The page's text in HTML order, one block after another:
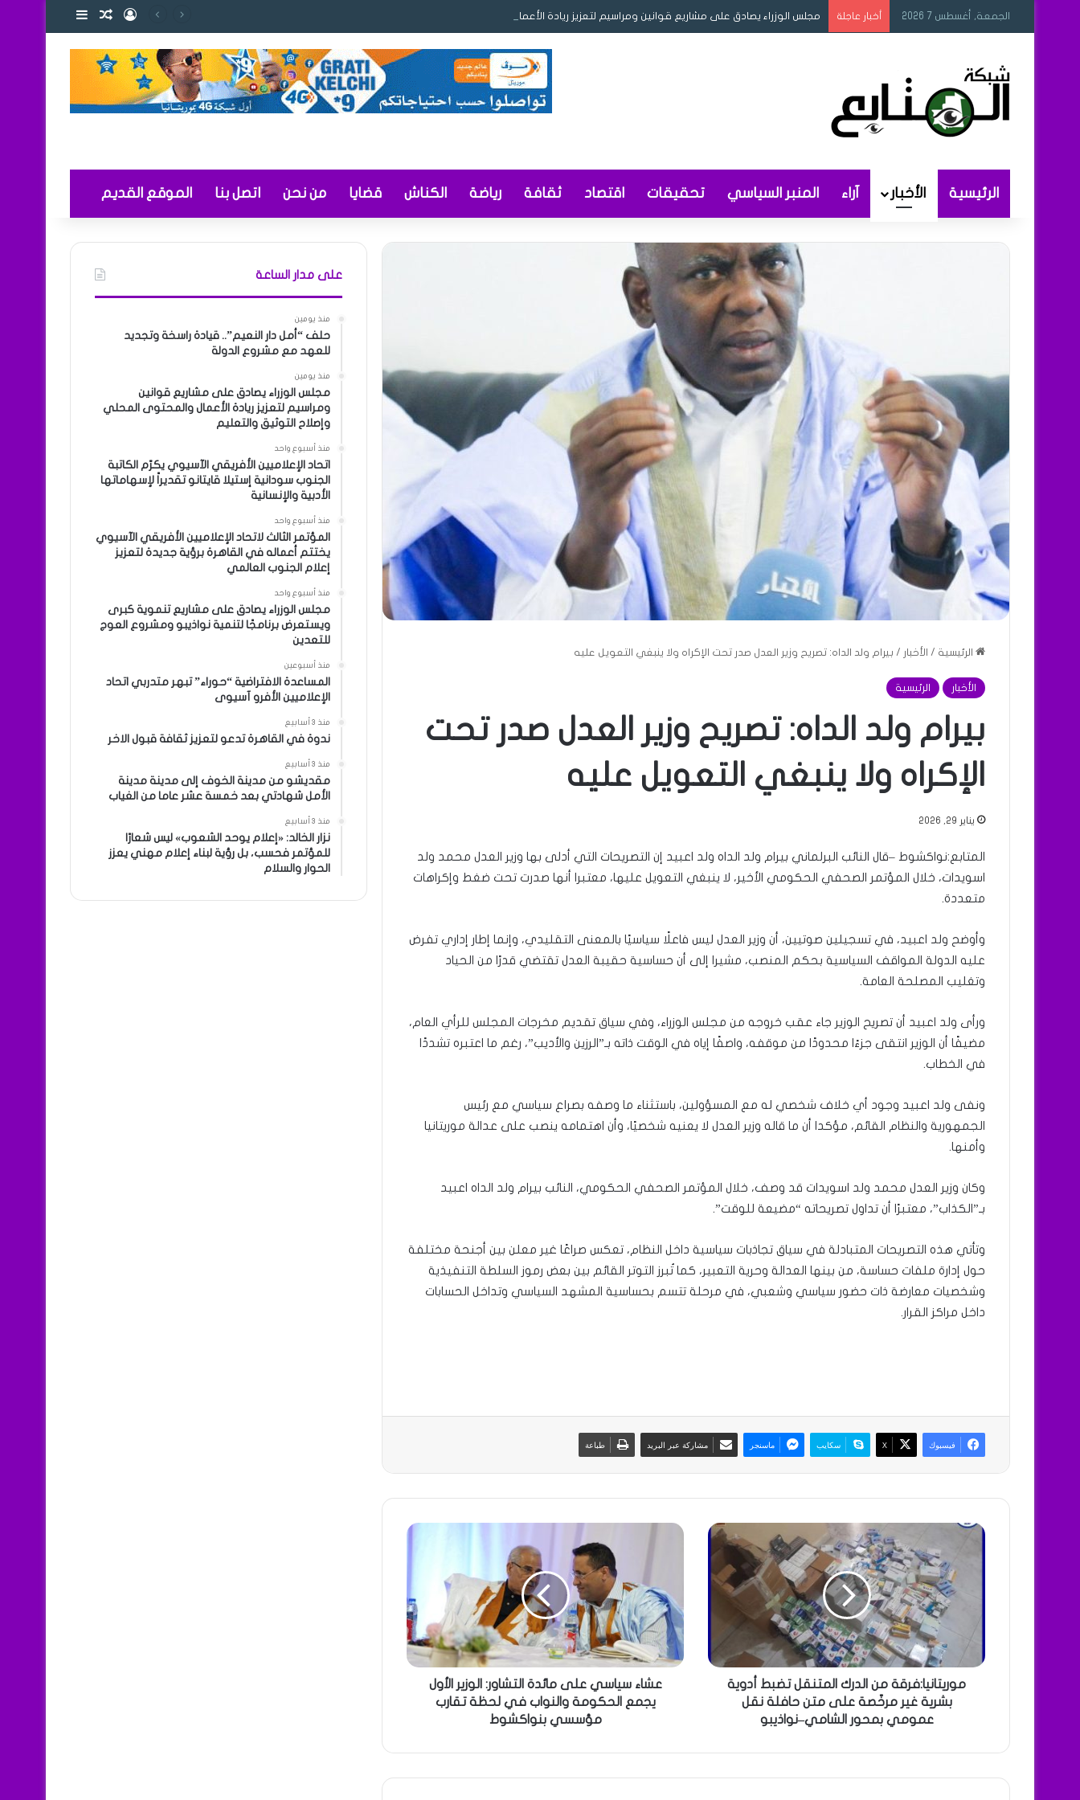
الجمعة, أغسطس 7 2026 أخبار عاجلة مجلس الوزراء يصادق على مشاريع قوانين ومراسيم لتعزيز ريادة الأعمال والمحتوى المحلي وإصلاح التوثيق والتعليم تسجيل الدخول
مقال عشوائي
إضافة عمود
الرئيسية الأخبار آراء المنبر السياسي تحقيقات اقتصاد ثقافة رياضة الكناش قضايا من نحن اتصل بنا الموقع القديم
الرئيسية / الأخبار / بيرام ولد الداه: تصريح وزير العدل صدر تحت الإكراه ولا ينبغي التعويل عليه
الأخبار الرئيسية
بيرام ولد الداه: تصريح وزير العدل صدر تحت
الإكراه ولا ينبغي التعويل عليه
يناير 29, 2026
المتابع:نواكشوط –قال النائب البرلماني بيرام ولد الداه ولد اعبيد إن التصريحات التي أدلى بها وزير العدل محمد ولد
اسويدات، خلال المؤتمر الصحفي الحكومي الأخير، لا ينبغي التعويل عليها، معتبرا أنها صدرت تحت ضغط وإكراهات
متعددة.
وأوضح ولد اعبيد، في تسجيلين صوتيين، أن وزير العدل ليس فاعلًا سياسيًا بالمعنى التقليدي، وإنما إطار إداري تفرض
عليه الدولة المواقف السياسية بحكم المنصب، مشيرا إلى أن حساسية حقيبة العدل تقتضي قدرًا من الحياد
وتغليب المصلحة العامة.
ورأى ولد اعبيد أن تصريح الوزير جاء عقب خروجه من مجلس الوزراء، وفي سياق تقديم مخرجات المجلس للرأي العام،
مضيفًا أن الوزير انتقى جزءًا محدودًا من موقفه، واصفًا إياه في الوقت ذاته بـ”الرزين والأديب”، رغم ما اعتبره تشددًا
في الخطاب.
ونفى ولد اعبيد وجود أي خلاف شخصي له مع المسؤولين، باستثناء ما وصفه بصراع سياسي مع رئيس
الجمهورية والنظام القائم، مؤكدا أن ما قاله وزير العدل لا يعنيه شخصيًا، وأن اهتمامه ينصب على عدالة موريتانيا
وأمنها.
وكان وزير العدل محمد ولد اسويدات قد وصف، خلال المؤتمر الصحفي الحكومي، النائب بيرام ولد الداه اعبيد
بـ”الكذاب”، معتبرًا أن تداول تصريحاته “مضيعة للوقت”.
وتأتي هذه التصريحات المتبادلة في سياق تجاذبات سياسية داخل النظام، تعكس صراعًا غير معلن بين أجنحة مختلفة
حول إدارة ملفات حساسة، من بينها العدالة وحرية التعبير، كما تُبرز التوتر القائم بين بعض رموز السلطة التنفيذية
وشخصيات معارضة ذات حضور سياسي وشعبي، في مرحلة تتسم بحساسية المشهد السياسي وتداخل الحسابات
داخل مراكز القرار.
فيسبوك X سكايب ماسنجر مشاركة عبر البريد طباعة
موريتانيا:فرقة من الدرك المتنقل تضبط أدوية
بشرية غير مرخّصة على متن حافلة نقل
عمومي بمحور الشامي–نواذيبو
عشاء سياسي على مائدة التشاور: الوزير الأول
يجمع الحكومة والنواب في لحظة تقارب
مؤسسي بنواكشوط
على مدار الساعة
منذ يومين
حلف “أمل دار النعيم”.. قيادة راسخة وتجديد
للعهد مع مشروع الدولة
منذ يومين
مجلس الوزراء يصادق على مشاريع قوانين
ومراسيم لتعزيز ريادة الأعمال والمحتوى المحلي
وإصلاح التوثيق والتعليم
منذ أسبوع واحد
اتحاد الإعلاميين الأفريقي الآسيوي يكرّم الكاتبة
الجنوب سودانية إستيلا قايتانو تقديراً لإسهاماتها
الأدبية والإنسانية
منذ أسبوع واحد
المؤتمر الثالث لاتحاد الإعلاميين الأفريقي الآسيوي
يختتم أعماله في القاهرة برؤية جديدة لتعزيز
إعلام الجنوب العالمي
منذ أسبوع واحد
مجلس الوزراء يصادق على مشاريع تنموية كبرى
ويستعرض برنامجًا لتنمية نواذيبو ومشروع العوج
للتعدين
منذ أسبوعين
المساعدة الافتراضية “حوراء” تبهر متدربي اتحاد
الإعلاميين الأفرو آسيوى
منذ 3 أسابيع
ندوة في القاهرة تدعو لتعزيز ثقافة قبول الاخر
منذ 3 أسابيع
مقديشو من مدينة الخوف إلى مدينة مدينة
الأمل شهادتي بعد خمسة عشر عاما من الغياب
منذ 3 أسابيع
نزار الخالد: «إعلام يوحد الشعوب» ليس شعارًا
للمؤتمر فحسب، بل رؤية لبناء إعلام مهني يعزز
الحوار والسلام